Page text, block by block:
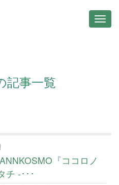
記事一覧
『ココロノ
チ -･･･